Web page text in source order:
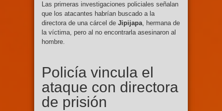
Las primeras investigaciones policiales señalan
que los atacantes habrían buscado a la
directora de una cárcel de Jipijapa, hermana de
la víctima, pero al no encontrarla asesinaron al
hombre.
Policía vincula el
ataque con directora
de prisión